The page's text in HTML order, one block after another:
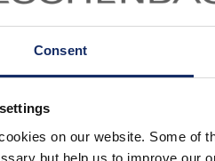
Consent
on our website. Some of
but help us to improve our
Laufe der Zeit überhaupt